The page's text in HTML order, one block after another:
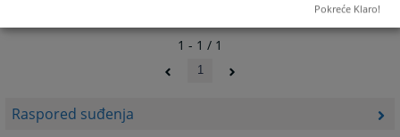
Raspored suđenja
1 - 1 / 1
1
Pokreće Klaro!